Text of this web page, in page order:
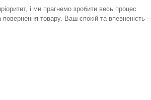
і ми прагнемо зробити весь процес
товару. Ваш спокій та впевненість –